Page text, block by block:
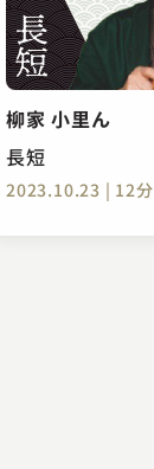
柳家 小里ん
長短
2023.10.23 | 12分